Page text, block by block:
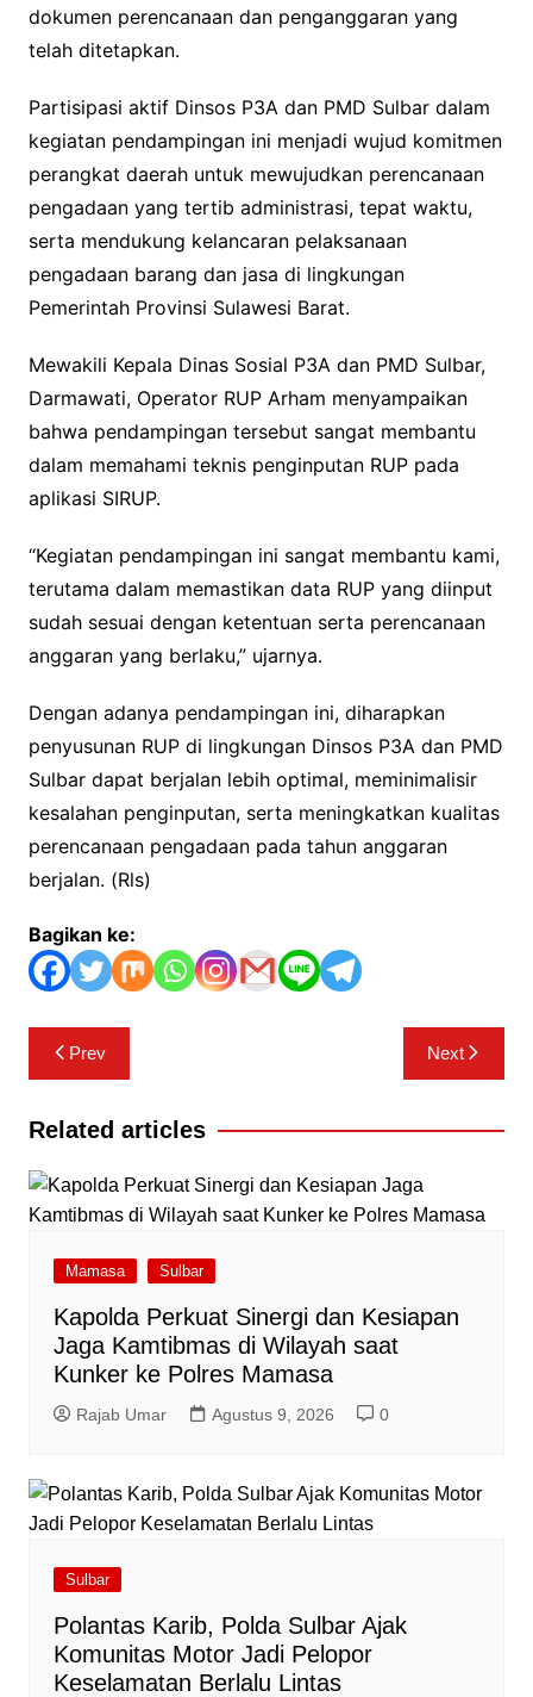
dokumen perencanaan dan penganggaran yang
telah ditetapkan.
Partisipasi aktif Dinsos P3A dan PMD Sulbar dalam
kegiatan pendampingan ini menjadi wujud komitmen
perangkat daerah untuk mewujudkan perencanaan
pengadaan yang tertib administrasi, tepat waktu,
serta mendukung kelancaran pelaksanaan
pengadaan barang dan jasa di lingkungan
Pemerintah Provinsi Sulawesi Barat.
Mewakili Kepala Dinas Sosial P3A dan PMD Sulbar,
Darmawati, Operator RUP Arham menyampaikan
bahwa pendampingan tersebut sangat membantu
dalam memahami teknis penginputan RUP pada
aplikasi SIRUP.
“Kegiatan pendampingan ini sangat membantu kami,
terutama dalam memastikan data RUP yang diinput
sudah sesuai dengan ketentuan serta perencanaan
anggaran yang berlaku,” ujarnya.
Dengan adanya pendampingan ini, diharapkan
penyusunan RUP di lingkungan Dinsos P3A dan PMD
Sulbar dapat berjalan lebih optimal, meminimalisir
kesalahan penginputan, serta meningkatkan kualitas
perencanaan pengadaan pada tahun anggaran
berjalan. (Rls)
Bagikan ke:
Navigasi
pos
Prev Next
Related articles
Mamasa Sulbar
Kapolda Perkuat Sinergi dan Kesiapan
Jaga Kamtibmas di Wilayah saat
Kunker ke Polres Mamasa
Rajab Umar Agustus 9, 2026 0
Sulbar
Polantas Karib, Polda Sulbar Ajak
Komunitas Motor Jadi Pelopor
Keselamatan Berlalu Lintas